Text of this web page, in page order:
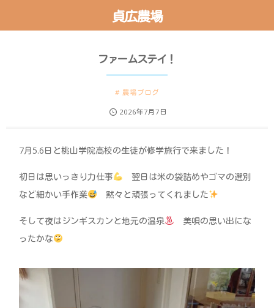
貞広農場
ファームステイ！
農場ブログ
2026年7月7日
7月5.6日と桃山学院高校の生徒が修学旅行で来ました！
初日は思いっきり力仕事
翌日は米の袋詰めやゴマの選別
など細かい手作業
黙々と頑張ってくれました
そして夜はジンギスカンと地元の温泉
美唄の思い出にな
ったかな